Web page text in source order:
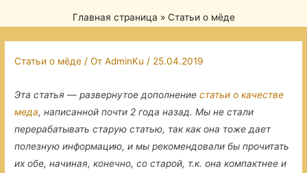
Главная страница » Статьи о мёде
Статьи о мёде / ОтAdminKu / 25.04.2019
Эта статья — развернутое дополнениестатьи о качестве
меда, написанной почти 2 года назад. Мы не стали
перерабатывать старую статью, так как она тоже дает
полезную информацию, и мы рекомендовали бы прочитать
их обе, начиная, конечно, со старой, т.к. она компактнее и